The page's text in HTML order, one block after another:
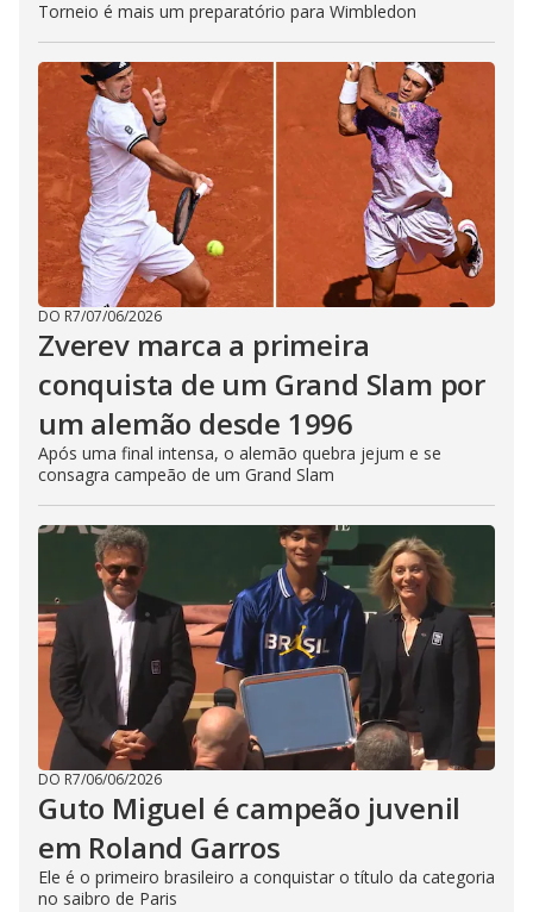
Torneio é mais um preparatório para Wimbledon
DO R7/07/06/2026
Zverev marca a primeira
conquista de um Grand Slam por
um alemão desde 1996
Após uma final intensa, o alemão quebra jejum e se
consagra campeão de um Grand Slam
DO R7/06/06/2026
Guto Miguel é campeão juvenil
em Roland Garros
Ele é o primeiro brasileiro a conquistar o título da categoria
no saibro de Paris